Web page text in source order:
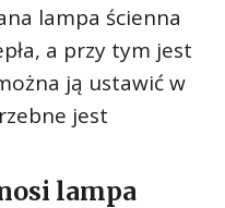
lampa ścienna
a przy tym jest
ją ustawić w
jest
lampa